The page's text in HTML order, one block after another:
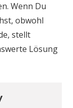
Wenn Du
obwohl
stellt
Lösung